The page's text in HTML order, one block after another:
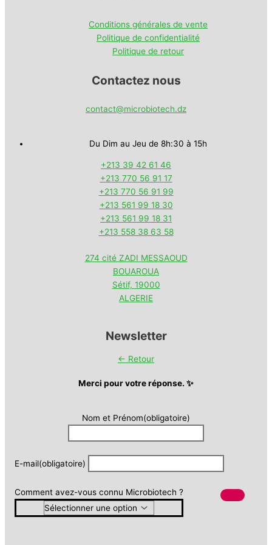
Conditions générales de vente
Politique de confidentialité
Politique de retour
Contactez nous
contact@microbiotech.dz
Du Dim au Jeu de 8h:30 à 15h
+213 39 42 61 46
+213 770 56 91 17
+213 770 56 91 99
+213 561 99 18 30
+213 561 99 18 31
+213 558 38 63 58
274 cité ZADI MESSAOUD
BOUAROUA
Sétif, 19000
ALGERIE
Newsletter
← Retour
Merci pour votre réponse. ✨
Nom et Prénom(obligatoire)
E-mail(obligatoire)
Comment avez-vous connu Microbiotech ?